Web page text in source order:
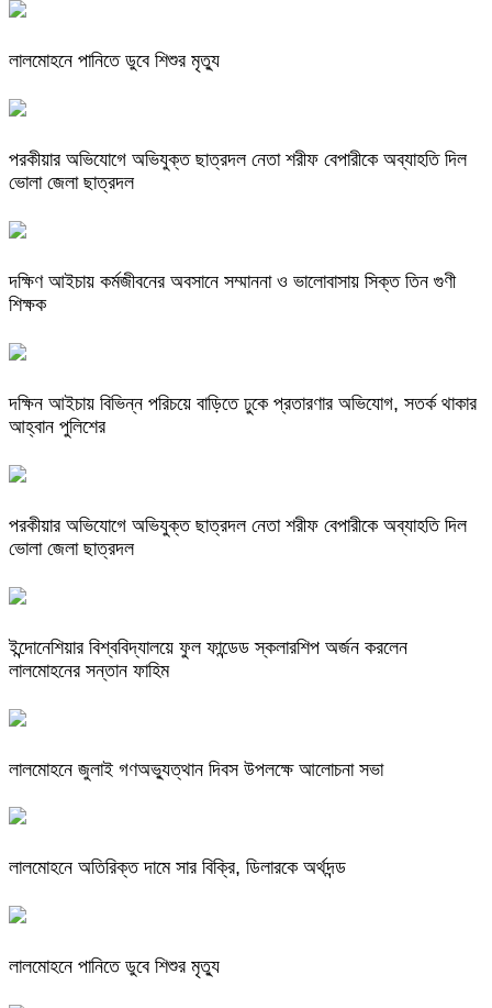
লালমোহনে পানিতে ডুবে শিশুর মৃত্যু
পরকীয়ার অভিযোগে অভিযুক্ত ছাত্রদল নেতা শরীফ বেপারীকে অব্যাহতি দিল
ভোলা জেলা ছাত্রদল
দক্ষিণ আইচায় কর্মজীবনের অবসানে সম্মাননা ও ভালোবাসায় সিক্ত তিন গুণী
শিক্ষক
দক্ষিন আইচায় ‎বিভিন্ন পরিচয়ে বাড়িতে ঢুকে প্রতারণার অভিযোগ, সতর্ক থাকার
আহ্বান পুলিশের
পরকীয়ার অভিযোগে অভিযুক্ত ছাত্রদল নেতা শরীফ বেপারীকে অব্যাহতি দিল
ভোলা জেলা ছাত্রদল
ইন্দোনেশিয়ার বিশ্ববিদ্যালয়ে ফুল ফান্ডেড স্কলারশিপ অর্জন করলেন
লালমোহনের সন্তান ফাহিম
লালমোহনে জুলাই গণঅভ্যুত্থান দিবস উপলক্ষে আলোচনা সভা
লালমোহনে অতিরিক্ত দামে সার বিক্রি, ডিলারকে অর্থদন্ড
লালমোহনে পানিতে ডুবে শিশুর মৃত্যু